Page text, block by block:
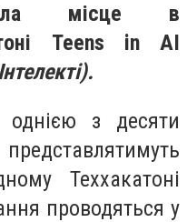
місце в
Teens in AI
однією з десяти
Теххакатоні
проводяться у